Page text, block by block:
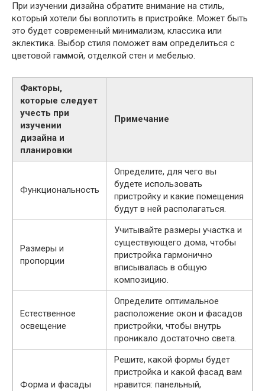
При изучении дизайна обратите внимание на стиль,
который хотели бы воплотить в пристройке. Может быть
это будет современный минимализм, классика или
эклектика. Выбор стиля поможет вам определиться с
цветовой гаммой, отделкой стен и мебелью.
Факторы,
которые следует
учесть при
изучении
дизайна и
планировки
Примечание
Функциональность
Определите, для чего вы
будете использовать
пристройку и какие помещения
будут в ней располагаться.
Размеры и
пропорции
Учитывайте размеры участка и
существующего дома, чтобы
пристройка гармонично
вписывалась в общую
композицию.
Естественное
освещение
Определите оптимальное
расположение окон и фасадов
пристройки, чтобы внутрь
проникало достаточно света.
Форма и фасады
Решите, какой формы будет
пристройка и какой фасад вам
нравится: панельный,